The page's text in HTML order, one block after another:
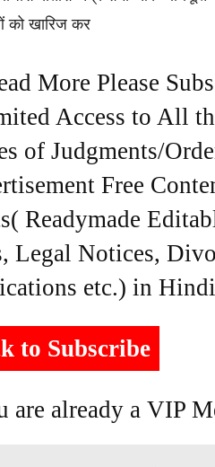
को खारिज कर
More Please
Access to All
of Judgments/
Free
Readymade
Legal Notices,
etc.) in
to Subscribe
are already a VIP